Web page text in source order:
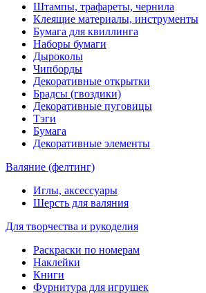
Штампы, трафареты, чернила
Клеящие материалы, инструменты
Бумага для квиллинга
Наборы бумаги
Дыроколы
Чипборды
Декоративные открытки
Брадсы (гвоздики)
Декоративные пуговицы
Тэги
Бумага
Декоративные элементы
Валяние (фелтинг)
Иглы, аксессуары
Шерсть для валяния
Для творчества и рукоделия
Раскраски по номерам
Наклейки
Книги
Фурнитура для игрушек